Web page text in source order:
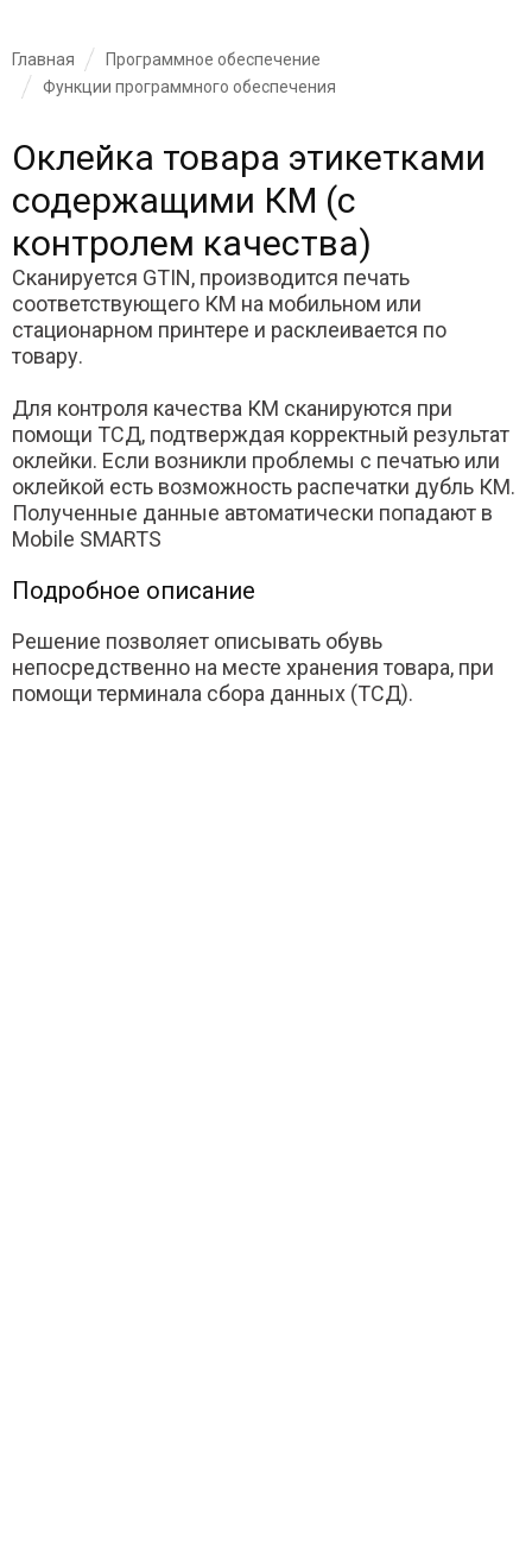
Главная
Программное обеспечение
Функции программного обеспечения
Оклейка товара этикетками
содержащими КМ (с
контролем качества)
Сканируется GTIN, производится печать
соответствующего КМ на мобильном или
стационарном принтере и расклеивается по
товару.
Для контроля качества КМ сканируются при
помощи ТСД, подтверждая корректный результат
оклейки. Если возникли проблемы с печатью или
оклейкой есть возможность распечатки дубль КМ.
Полученные данные автоматически попадают в
Mobile SMARTS
Подробное описание
Решение позволяет описывать обувь
непосредственно на месте хранения товара, при
помощи терминала сбора данных (ТСД).